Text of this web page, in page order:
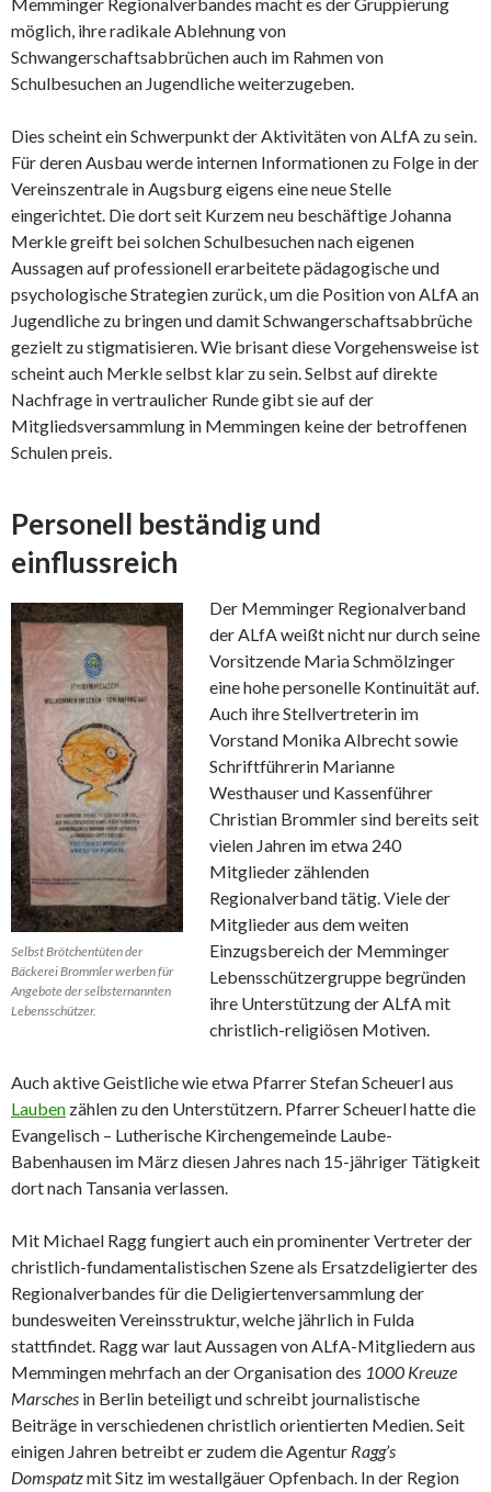
Memminger Regionalverbandes macht es der Gruppierung
möglich, ihre radikale Ablehnung von
Schwangerschaftsabbrüchen auch im Rahmen von
Schulbesuchen an Jugendliche weiterzugeben.
Dies scheint ein Schwerpunkt der Aktivitäten von ALfA zu sein.
Für deren Ausbau werde internen Informationen zu Folge in der
Vereinszentrale in Augsburg eigens eine neue Stelle
eingerichtet. Die dort seit Kurzem neu beschäftige Johanna
Merkle greift bei solchen Schulbesuchen nach eigenen
Aussagen auf professionell erarbeitete pädagogische und
psychologische Strategien zurück, um die Position von ALfA an
Jugendliche zu bringen und damit Schwangerschaftsabbrüche
gezielt zu stigmatisieren. Wie brisant diese Vorgehensweise ist
scheint auch Merkle selbst klar zu sein. Selbst auf direkte
Nachfrage in vertraulicher Runde gibt sie auf der
Mitgliedsversammlung in Memmingen keine der betroffenen
Schulen preis.
Personell beständig und
einflussreich
Selbst Brötchentüten der
Bäckerei Brommler werben für
Angebote der selbsternannten
Lebensschützer.
Der Memminger Regionalverband
der ALfA weißt nicht nur durch seine
Vorsitzende Maria Schmölzinger
eine hohe personelle Kontinuität auf.
Auch ihre Stellvertreterin im
Vorstand Monika Albrecht sowie
Schriftführerin Marianne
Westhauser und Kassenführer
Christian Brommler sind bereits seit
vielen Jahren im etwa 240
Mitglieder zählenden
Regionalverband tätig. Viele der
Mitglieder aus dem weiten
Einzugsbereich der Memminger
Lebensschützergruppe begründen
ihre Unterstützung der ALfA mit
christlich-religiösen Motiven.
Auch aktive Geistliche wie etwa Pfarrer Stefan Scheuerl aus
Lauben zählen zu den Unterstützern. Pfarrer Scheuerl hatte die
Evangelisch – Lutherische Kirchengemeinde Laube-
Babenhausen im März diesen Jahres nach 15-jähriger Tätigkeit
dort nach Tansania verlassen.
Mit Michael Ragg fungiert auch ein prominenter Vertreter der
christlich-fundamentalistischen Szene als Ersatzdeligierter des
Regionalverbandes für die Deligiertenversammlung der
bundesweiten Vereinsstruktur, welche jährlich in Fulda
stattfindet. Ragg war laut Aussagen von ALfA-Mitgliedern aus
Memmingen mehrfach an der Organisation des 1000 Kreuze
Marsches in Berlin beteiligt und schreibt journalistische
Beiträge in verschiedenen christlich orientierten Medien. Seit
einigen Jahren betreibt er zudem die Agentur Ragg’s
Domspatzmit Sitz im westallgäuer Opfenbach. In der Region